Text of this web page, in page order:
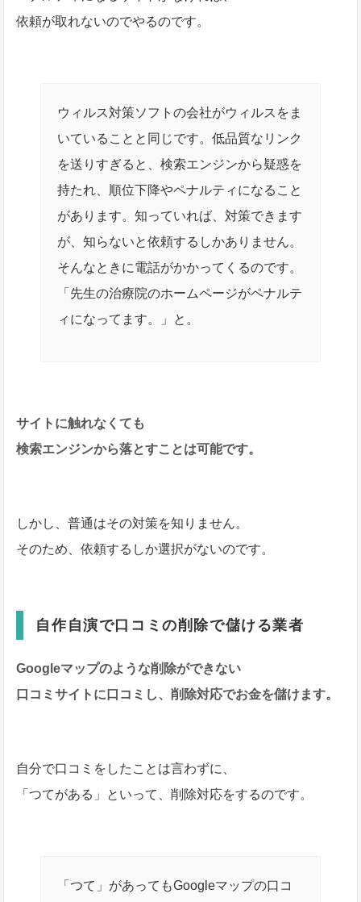
依頼が取れないのでやるのです。
ウィルス対策ソフトの会社がウィルスをま
いていることと同じです。低品質なリンク
を送りすぎると、検索エンジンから疑惑を
持たれ、順位下降やペナルティになること
があります。知っていれば、対策できます
が、知らないと依頼するしかありません。
そんなときに電話がかかってくるのです。
「先生の治療院のホームページがペナルテ
ィになってます。」と。
サイトに触れなくても
検索エンジンから落とすことは可能です。
しかし、普通はその対策を知りません。
そのため、依頼するしか選択がないのです。
自作自演で口コミの削除で儲ける業者
Googleマップのような削除ができない
口コミサイトに口コミし、削除対応でお金を儲けます。
自分で口コミをしたことは言わずに、
「つてがある」といって、削除対応をするのです。
「つて」があってもGoogleマップの口コ